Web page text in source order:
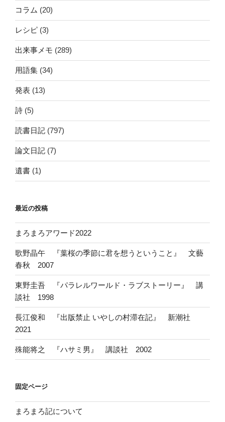
コラム (20)
レシピ (3)
出来事メモ (289)
用語集 (34)
発表 (13)
詩 (5)
読書日記 (797)
論文日記 (7)
遺書 (1)
最近の投稿
まろまろアワード2022
歌野晶午 『葉桜の季節に君を想うということ』 文藝
春秋 2007
東野圭吾 『パラレルワールド・ラブストーリー』 講
談社 1998
長江俊和 『出版禁止 いやしの村滞在記』 新潮社
2021
殊能将之 『ハサミ男』 講談社 2002
固定ページ
まろまろ記について